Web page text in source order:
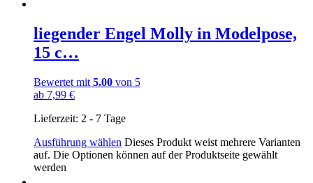
liegender Engel Molly in Modelpose,
15 c…
Bewertet mit 5.00 von 5
ab 7,99 €
Lieferzeit: 2 - 7 Tage
Ausführung wählen Dieses Produkt weist mehrere Varianten
auf. Die Optionen können auf der Produktseite gewählt
werden